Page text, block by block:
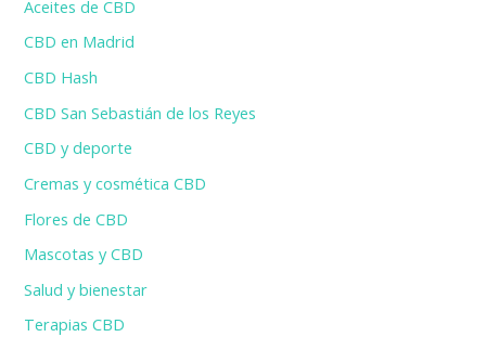
Aceites de CBD
CBD en Madrid
CBD Hash
CBD San Sebastián de los Reyes
CBD y deporte
Cremas y cosmética CBD
Flores de CBD
Mascotas y CBD
Salud y bienestar
Terapias CBD